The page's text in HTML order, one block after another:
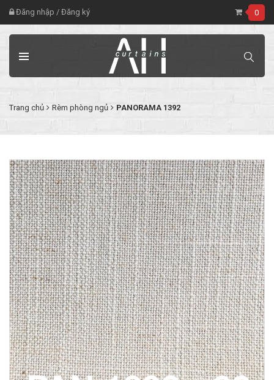
Đăng nhập / Đăng ký 0
Trang chủ Rèm phòng ngủ PANORAMA 1392